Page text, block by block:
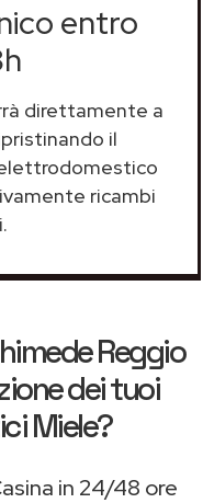
entro
direttamente a
il
ricambi
Reggio
dei tuoi
Miele?
in 24/48 ore